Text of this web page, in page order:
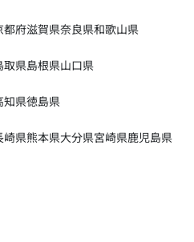
都府滋賀県奈良県和歌山県
取県島根県山口県
知県徳島県
崎県熊本県大分県宮崎県鹿児島県